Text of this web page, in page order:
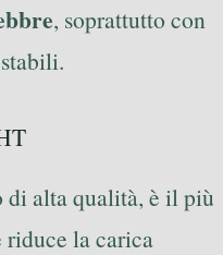
, soprattutto con
di alta qualità, è il più
riduce la carica